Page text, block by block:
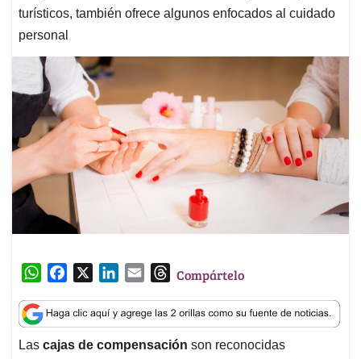
turísticos, también ofrece algunos enfocados al cuidado
personal
W
a
t
s
c
e
b
n
k
e
a
i
l
T
r
e
a
Compártelo
Las cajas de compensación son reconocidas